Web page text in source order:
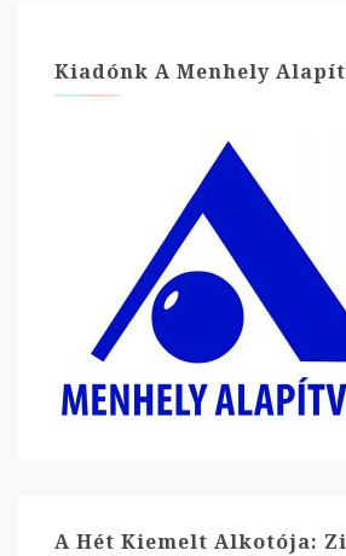
Kiadónk A Menhely
A Hét Kiemelt Alkotója: